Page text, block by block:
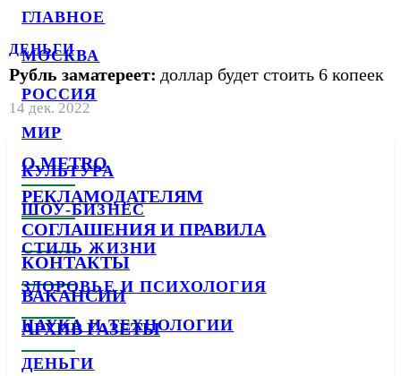
ГЛАВНОЕ
МОСКВА
РОССИЯ
МИР
КУЛЬТУРА
ШОУ-БИЗНЕС
СТИЛЬ ЖИЗНИ
ЗДОРОВЬЕ И ПСИХОЛОГИЯ
НАУКА И ТЕХНОЛОГИИ
ДЕНЬГИ
ДЕНЬГИ
Рубль заматереет: доллар будет стоить 6 копеек
14 дек. 2022
О METRO
РЕКЛАМОДАТЕЛЯМ
СОГЛАШЕНИЯ И ПРАВИЛА
КОНТАКТЫ
ВАКАНСИИ
АРХИВ ГАЗЕТЫ